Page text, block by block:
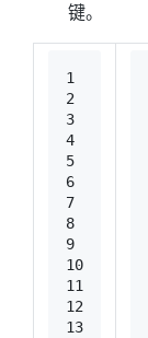
键。
1
2
3
4
5
6
7
8
9
10
11
12
13